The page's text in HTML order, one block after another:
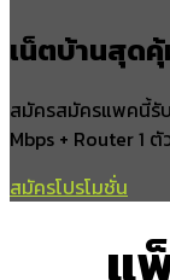
อำเภอวิภาวดี
ตะกุกใต้
เน็ตบ้านสุด
สมัครสมัครแพคนี้รั
Mbps + Router 1
สมัครโปรโมชั่น
แ